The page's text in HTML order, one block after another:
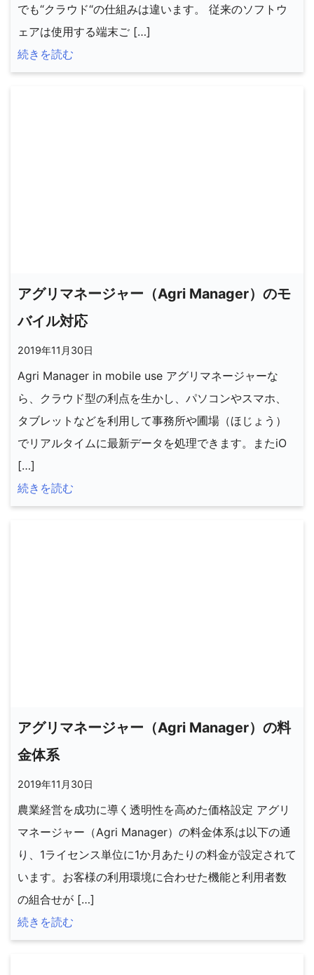
でも“クラウド“の仕組みは違います。 従来のソフトウ
ェアは使用する端末ご […]
続きを読む
アグリマネージャー（Agri Manager）のモ
バイル対応
2019年11月30日
Agri Manager in mobile use アグリマネージャーな
ら、クラウド型の利点を生かし、パソコンやスマホ、
タブレットなどを利用して事務所や圃場（ほじょう）
でリアルタイムに最新データを処理できます。またiO
[…]
続きを読む
アグリマネージャー（Agri Manager）の料
金体系
2019年11月30日
農業経営を成功に導く透明性を高めた価格設定 アグリ
マネージャー（Agri Manager）の料金体系は以下の通
り、1ライセンス単位に1か月あたりの料金が設定されて
います。お客様の利用環境に合わせた機能と利用者数
の組合せが […]
続きを読む